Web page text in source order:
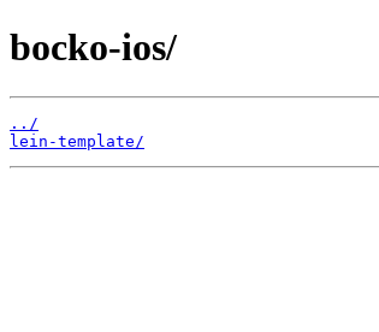
bocko-ios/
../
lein-template/